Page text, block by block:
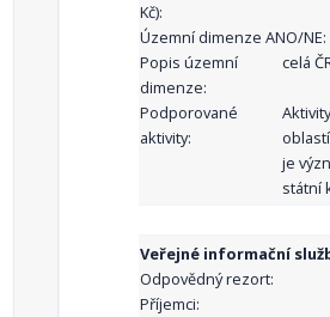
Kč):
Územní dimenze ANO/NE:
Popis územní
dimenze:
celá
Podporované
aktivity:
je
státní
Veřejné informační
Odpovědný rezort:
Příjemci: